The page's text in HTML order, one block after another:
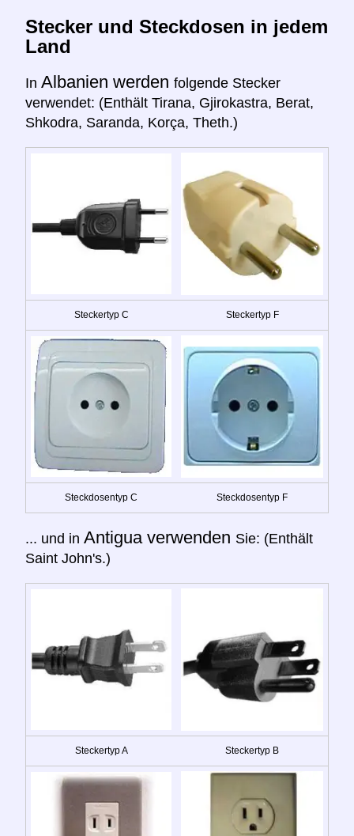
Stecker und Steckdosen in jedem
Land
In Albanien werden folgende Stecker
verwendet: (Enthält Tirana, Gjirokastra, Berat,
Shkodra, Saranda, Korça, Theth.)
Steckertyp C Steckertyp F
Steckdosentyp C Steckdosentyp F
... und in Antigua verwenden Sie: (Enthält
Saint John's.)
Steckertyp A Steckertyp B